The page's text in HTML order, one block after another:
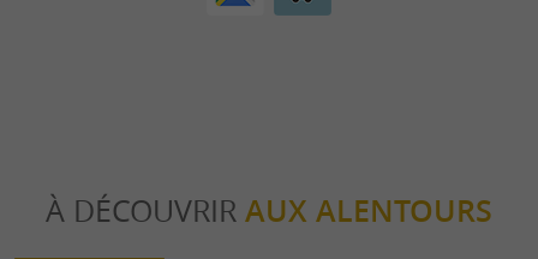
À DÉCOUVRIR AUX ALENTOURS